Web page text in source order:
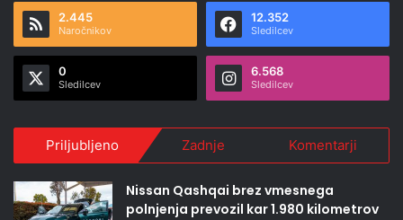
2.445
Naročnikov
12.352
Sledilcev
0
Sledilcev
6.568
Sledilcev
Priljubljeno Zadnje Komentarji
Nissan Qashqai brez vmesnega
polnjenja prevozil kar 1.980 kilometrov